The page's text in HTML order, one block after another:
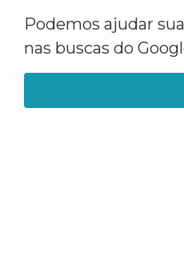
Podemos ajudar
nas buscas do